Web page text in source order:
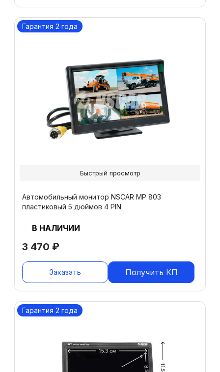
Гарантия 2 года
3 470 ₽
Автомобильный монитор NSCAR МР 803
пластиковый 5 дюймов 4 PIN
В НАЛИЧИИ
Заказать Получить КП
Быстрый просмотр
Гарантия 2 года